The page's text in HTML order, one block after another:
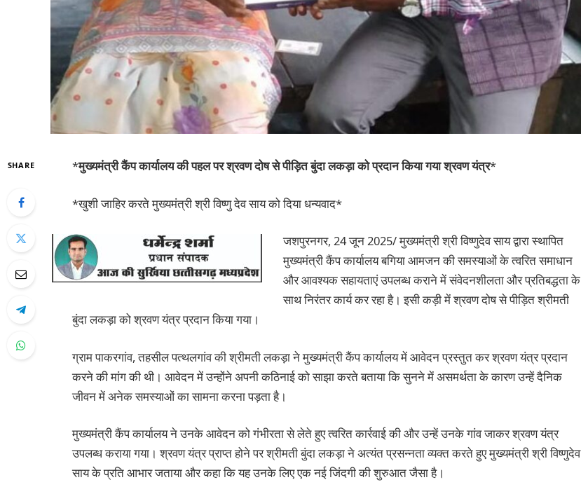
SHARE *मुख्यमंत्री कैंप कार्यालय की पहल पर श्रवण दोष से पीड़ित बुंदा लकड़ा को प्रदान किया गया श्रवण यंत्र*
*खुशी जाहिर करते मुख्यमंत्री श्री विष्णु देव साय को दिया धन्यवाद*
जशपुरनगर, 24 जून 2025/ मुख्यमंत्री श्री विष्णुदेव साय द्वारा स्थापित
मुख्यमंत्री कैंप कार्यालय बगिया आमजन की समस्याओं के त्वरित समाधान
और आवश्यक सहायताएं उपलब्ध कराने में संवेदनशीलता और प्रतिबद्धता के
साथ निरंतर कार्य कर रहा है। इसी कड़ी में श्रवण दोष से पीड़ित श्रीमती
बुंदा लकड़ा को श्रवण यंत्र प्रदान किया गया।
ग्राम पाकरगांव, तहसील पत्थलगांव की श्रीमती लकड़ा ने मुख्यमंत्री कैंप कार्यालय में आवेदन प्रस्तुत कर श्रवण यंत्र प्रदान
करने की मांग की थी। आवेदन में उन्होंने अपनी कठिनाई को साझा करते बताया कि सुनने में असमर्थता के कारण उन्हें दैनिक
जीवन में अनेक समस्याओं का सामना करना पड़ता है।
मुख्यमंत्री कैंप कार्यालय ने उनके आवेदन को गंभीरता से लेते हुए त्वरित कार्रवाई की और उन्हें उनके गांव जाकर श्रवण यंत्र
उपलब्ध कराया गया। श्रवण यंत्र प्राप्त होने पर श्रीमती बुंदा लकड़ा ने अत्यंत प्रसन्नता व्यक्त करते हुए मुख्यमंत्री श्री विष्णुदेव
साय के प्रति आभार जताया और कहा कि यह उनके लिए एक नई जिंदगी की शुरुआत जैसा है।